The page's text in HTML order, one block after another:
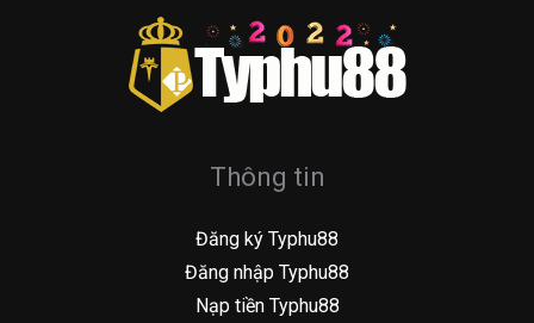
Thông tin
Đăng ký Typhu88
Đăng nhập Typhu88
Nạp tiền Typhu88